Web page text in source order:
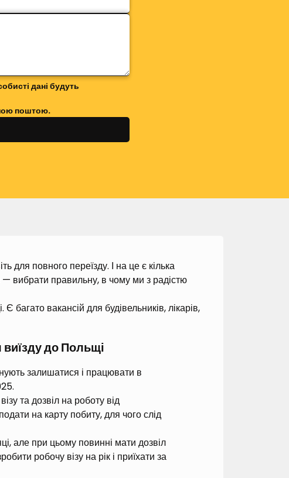
дані будуть
поштою.
для повного переїзду. І на це є кілька
вибрати правильну, в чому ми з радістю
вакансій для будівельників, лікарів,
виїзду до Польщі
залишатися і працювати в
та дозвіл на роботу від
на карту побиту, для чого слід
але при цьому повинні мати дозвіл
робочу візу на рік і приїхати за